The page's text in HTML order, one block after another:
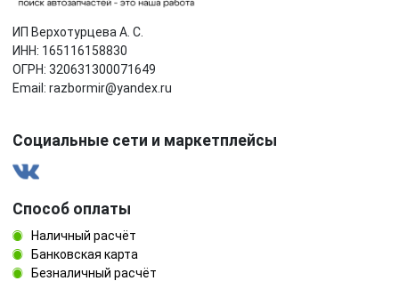
ИП Верхотурцева А. С.
ИНН: 165116158830
ОГРН: 320631300071649
Email: razbormir@yandex.ru
Социальные сети и маркетплейсы
Способ оплаты
Наличный расчёт
Банковская карта
Безналичный расчёт